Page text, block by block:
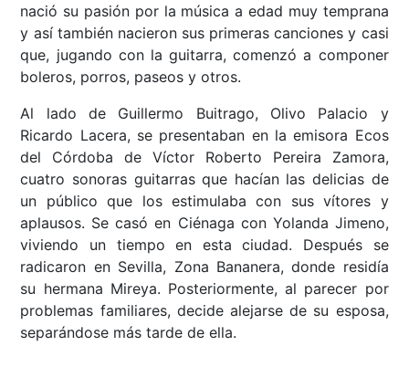
nació su pasión por la música a edad muy temprana
y así también nacieron sus primeras canciones y casi
que, jugando con la guitarra, comenzó a componer
boleros, porros, paseos y otros.
Al lado de Guillermo Buitrago, Olivo Palacio y
Ricardo Lacera, se presentaban en la emisora Ecos
del Córdoba de Víctor Roberto Pereira Zamora,
cuatro sonoras guitarras que hacían las delicias de
un público que los estimulaba con sus vítores y
aplausos. Se casó en Ciénaga con Yolanda Jimeno,
viviendo un tiempo en esta ciudad. Después se
radicaron en Sevilla, Zona Bananera, donde residía
su hermana Mireya. Posteriormente, al parecer por
problemas familiares, decide alejarse de su esposa,
separándose más tarde de ella.